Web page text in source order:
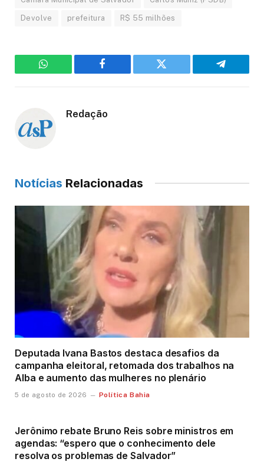
Devolve prefeitura R$ 55 milhões
WhatsApp Facebook Twitter Telegram
Redação
Notícias Relacionadas
Deputada Ivana Bastos destaca desafios da
campanha eleitoral, retomada dos trabalhos na
Alba e aumento das mulheres no plenário
5 de agosto de 2026 Política Bahia
Jerônimo rebate Bruno Reis sobre ministros em
agendas: “espero que o conhecimento dele
resolva os problemas de Salvador”